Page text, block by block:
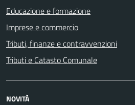
Educazione e formazione
Imprese e commercio
Tributi, finanze e contravvenzioni
Tributi e Catasto Comunale
NOVITÀ